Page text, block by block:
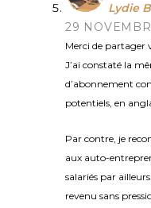
Lydie
29
Merci de partager
J’ai constaté la
d’abonnement
potentiels, en
Par contre, je
aux auto-
salariés par
revenu sans